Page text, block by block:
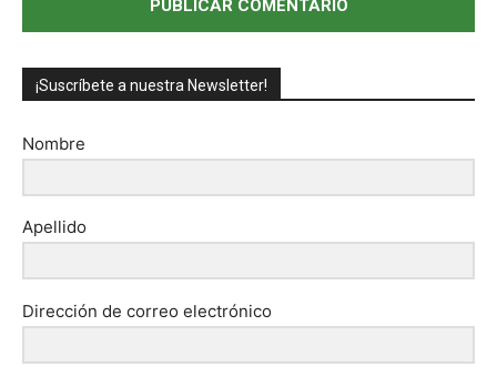
¡Suscríbete a nuestra Newsletter!
Nombre
Apellido
Dirección de correo electrónico